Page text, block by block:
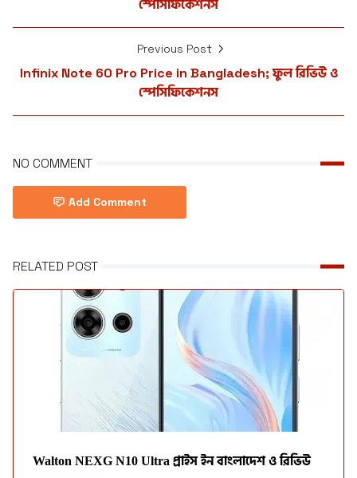
স্পেসিফিকেশনস
Previous Post
Infinix Note 60 Pro Price in Bangladesh; ফুল রিভিউ ও
স্পেসিফিকেশনস
NO COMMENT
Add Comment
RELATED POST
Walton NEXG N10 Ultra প্রাইস ইন বাংলাদেশ ও রিভিউ